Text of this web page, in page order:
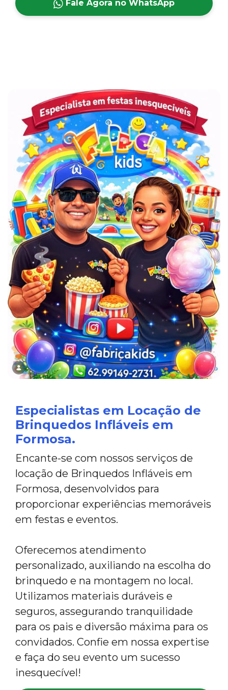
Fale Agora no WhatsApp
Especialistas em Locação de
Brinquedos Infláveis em
Formosa.
Encante-se com nossos serviços de
locação de Brinquedos Infláveis em
Formosa, desenvolvidos para
proporcionar experiências memoráveis
em festas e eventos.
Oferecemos atendimento
personalizado, auxiliando na escolha do
brinquedo e na montagem no local.
Utilizamos materiais duráveis e
seguros, assegurando tranquilidade
para os pais e diversão máxima para os
convidados. Confie em nossa expertise
e faça do seu evento um sucesso
inesquecível!